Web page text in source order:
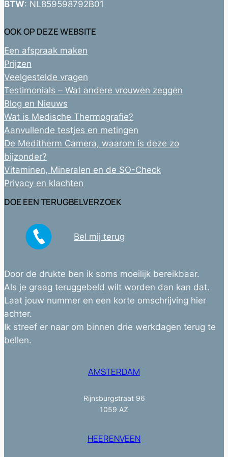
BTW: NL859598792B01
OOK OP DEZE WEBSITE
Een afspraak maken
Prijzen
Veelgestelde vragen
Testimonials – Wat andere vrouwen zeggen
Blog en Nieuws
Wat is Medische Thermografie?
Aanvullende testjes en metingen
De Meditherm Camera, waarom is deze zo
bijzonder?
Vitaminen, Mineralen en de SO-Check
Privacy en klachten
DOE EEN TERUGBELVERZOEK
Bel mij terug
Door de drukte ben ik soms moeilijk bereikbaar.
Als je graag teruggebeld wilt worden dan kan dat.
Laat jouw nummer en een korte omschrijving hier
achter.
Ik streef er naar om binnen drie werkdagen terug te
bellen.
AMSTERDAM
Rijnsburgstraat 96
1059 AZ
HEERENVEEN